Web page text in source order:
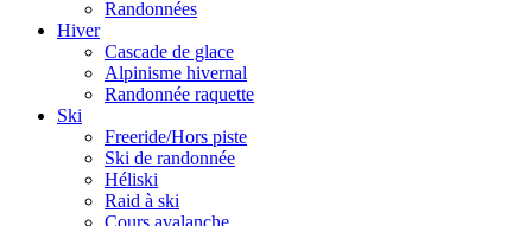
Randonnées
Hiver
Cascade de glace
Alpinisme hivernal
Randonnée raquette
Ski
Freeride/Hors piste
Ski de randonnée
Héliski
Raid à ski
Cours avalanche